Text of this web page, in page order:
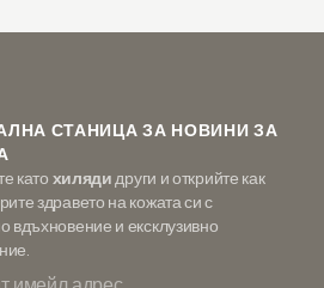
СТАНИЦА ЗА НОВИНИ ЗА
като хилядидруги и открийте как
здравето на кожата си с
вдъхновение и ексклузивно